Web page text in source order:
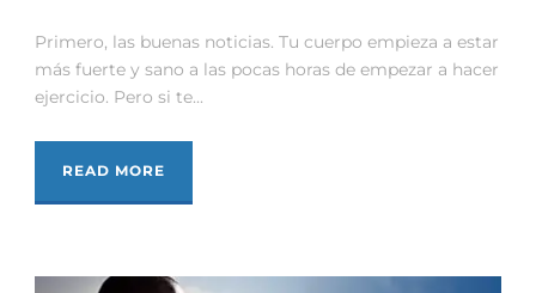
Primero, las buenas noticias. Tu cuerpo empieza a estar
más fuerte y sano a las pocas horas de empezar a hacer
ejercicio. Pero si te...
READ MORE